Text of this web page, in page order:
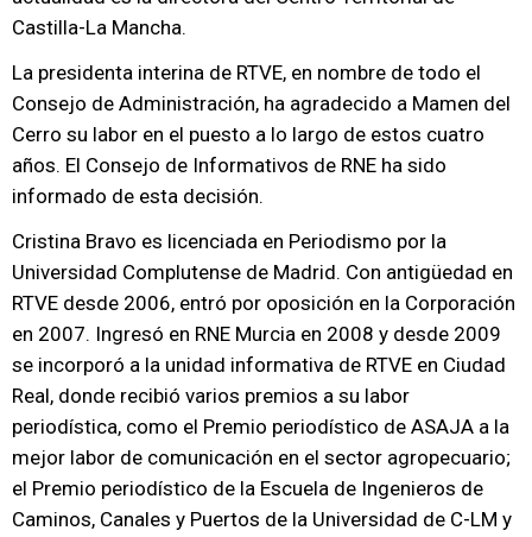
Castilla-La Mancha.
La presidenta interina de RTVE, en nombre de todo el
Consejo de Administración, ha agradecido a Mamen del
Cerro su labor en el puesto a lo largo de estos cuatro
años. El Consejo de Informativos de RNE ha sido
informado de esta decisión.
Cristina Bravo es licenciada en Periodismo por la
Universidad Complutense de Madrid. Con antigüedad en
RTVE desde 2006, entró por oposición en la Corporación
en 2007. Ingresó en RNE Murcia en 2008 y desde 2009
se incorporó a la unidad informativa de RTVE en Ciudad
Real, donde recibió varios premios a su labor
periodística, como el Premio periodístico de ASAJA a la
mejor labor de comunicación en el sector agropecuario;
el Premio periodístico de la Escuela de Ingenieros de
Caminos, Canales y Puertos de la Universidad de C-LM y